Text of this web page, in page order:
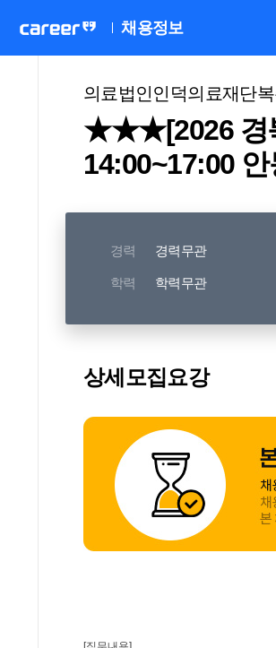
채용정보
의료법인인덕의료재단
★★★[2026 경
14:00~17:00
경력 경력무관
학력 학력무관
상세모집요강